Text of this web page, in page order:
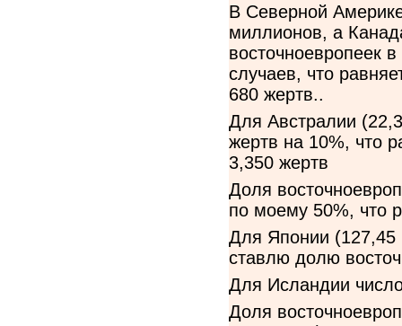
В Северной
миллионов, а
восточноевропеек
случаев, что
680 жертв..
Для Австралии
жертв на 10%, что
3,350 жертв
Доля
по моему 50%, что
Для Японии
ставлю долю
Для Исландии
Доля